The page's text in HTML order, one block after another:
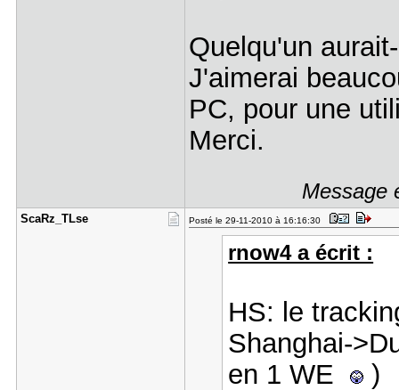
Quelqu'un
J'aimerai
PC, pour une
Merci.
Message
ScaRz_TLse Posté le 29-11-2010 à 16:16:30
rnow4 a écrit :
HS: le
Shanghai-
en 1 WE
)